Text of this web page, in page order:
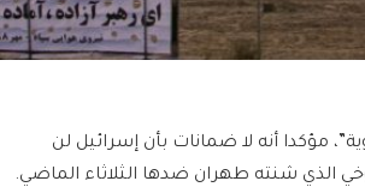
مؤكدا أنه لا ضمانات بأن إسرائيل لن
الذي شنته طهران ضدها الثلاثاء الماضي.